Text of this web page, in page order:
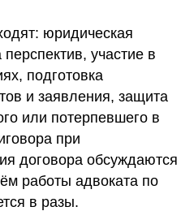
юридическая
участие в
подготовка
и заявления, защита
или потерпевшего в
при
договора обсуждаются
работы адвоката по
в разы.